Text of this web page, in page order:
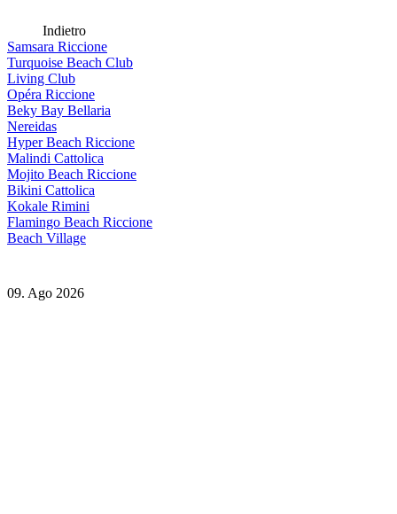
Indietro
Samsara Riccione
Turquoise Beach Club
Living Club
Opéra Riccione
Beky Bay Bellaria
Nereidas
Hyper Beach Riccione
Malindi Cattolica
Mojito Beach Riccione
Bikini Cattolica
Kokale Rimini
Flamingo Beach Riccione
Beach Village
09. Ago 2026